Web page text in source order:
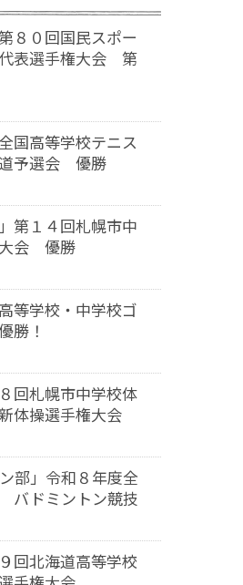
８０回国民スポー
表選手権大会 第
国高等学校テニス
予選会 優勝
第１４回札幌市中
大会 優勝
等学校・中学校ゴ
勝！
回札幌市中学校体
体操選手権大会
部」令和８年度全
バドミントン競技
回北海道高等学校